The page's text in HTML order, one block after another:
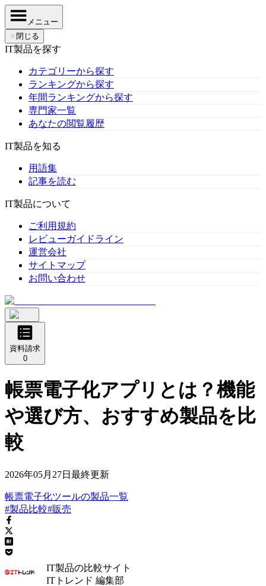
メニュー
✕ 閉じる
IT製品を探す
カテゴリーから探す
ランキングから探す
年間ランキングから探す
専門家一覧
あなたの閲覧履歴
IT製品を知る
用語集
記事を読む
IT製品について
ご利用規約
レビューガイドライン
運営会社
サイトマップ
お問い合わせ
資料請求
0
帳票電子化アプリとは？機能
や選び方、おすすめ製品を比
較
2026年05月27日 最終更新
帳票電子化ツールの製品一覧
#製品比較#販売
IT製品の比較サイト
ITトレンド 編集部